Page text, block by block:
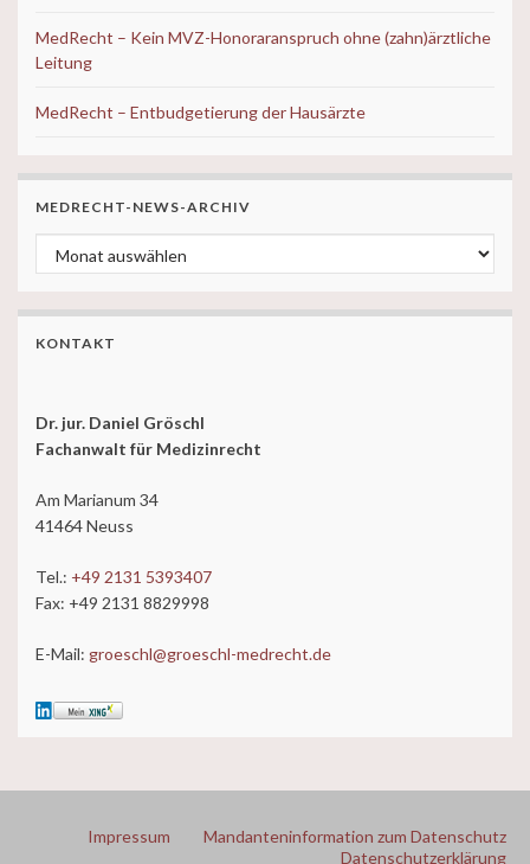
MedRecht – Kein MVZ-Honoraranspruch ohne (zahn)ärztliche
Leitung
MedRecht – Entbudgetierung der Hausärzte
MEDRECHT-NEWS-ARCHIV
MedRecht-News-ARCHIV
KONTAKT
Dr. jur. Daniel Gröschl
Fachanwalt für Medizinrecht
Am Marianum 34
41464 Neuss
Tel.: +49 2131 5393407
Fax: +49 2131 8829998
E-Mail: groeschl@groeschl-medrecht.de
Impressum
Mandanteninformation zum Datenschutz
Datenschutzerklärung